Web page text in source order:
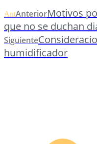
AntAnteriorMotivos
que no se duchan
Siguiente
humidificador